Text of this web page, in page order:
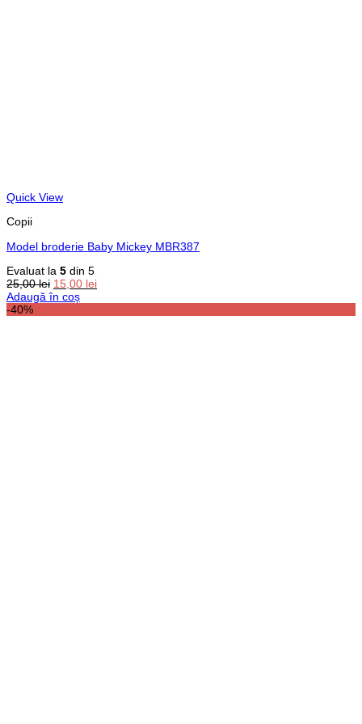
Quick View
Copii
Model broderie Baby Mickey MBR387
Evaluat la 5 din 5
25,00lei Prețul
inițial
15,00 leiPrețul
Adaugă în coș
-40%